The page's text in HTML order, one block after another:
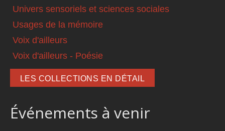
Univers sensoriels et sciences sociales
Usages de la mémoire
Voix d'ailleurs
Voix d'ailleurs - Poésie
LES COLLECTIONS EN DÉTAIL
Événements à venir